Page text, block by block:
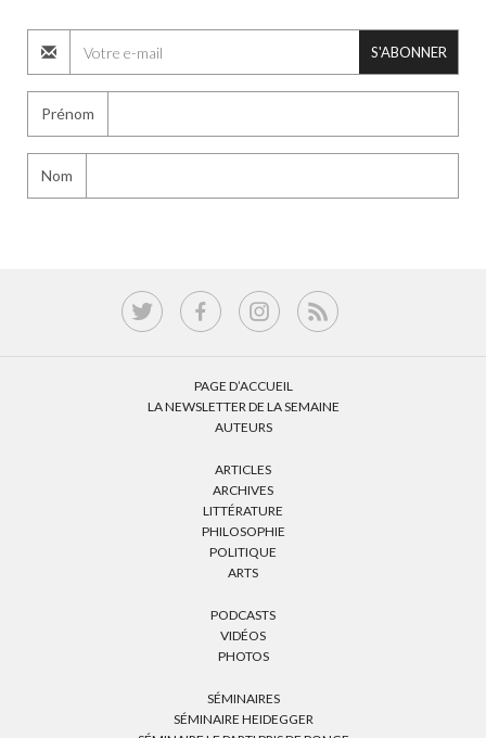
S'ABONNER
Prénom
Nom
PAGE D’ACCUEIL
LA NEWSLETTER DE LA SEMAINE
AUTEURS
ARTICLES
ARCHIVES
LITTÉRATURE
PHILOSOPHIE
POLITIQUE
ARTS
PODCASTS
VIDÉOS
PHOTOS
SÉMINAIRES
SÉMINAIRE HEIDEGGER